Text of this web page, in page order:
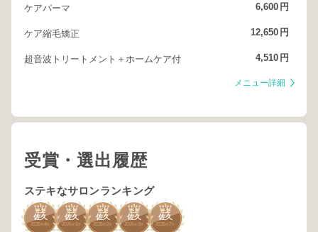
ケアパーマ 6,600 円
ケア縮毛矯正 12,650 円
超音波トリートメント＋ホームケア付 4,510 円
メニュー詳細
受賞・選出履歴
ステキなサロンランキング
3
佐久
2026年 4
3
佐久
2026年 1
3
佐久
2026年 2月
3
佐久
2026年 3月
3
佐久
2026年 7